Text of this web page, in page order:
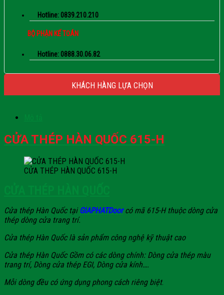
Hotline: 0839.210.210
BỘ PHẬN KẾ TOÁN
Hotline: 0888.30.06.82
KHÁCH HÀNG LỰA CHỌN
CỬA THÉP HÀN QUỐC 615-H
CỬA THÉP HÀN QUỐC 615-H
Cửa thép Hàn Quốc tại GIAPHATDoorcó mã 615-H thuộc dòng cửa
thép dòng cửa trang trí.
Cửa thép Hàn Quốc là sản phẩm công nghệ kỹ thuật cao
Cửa thép Hàn Quốc Gồm có các dòng chính: Dòng cửa thép màu
trang trí, Dòng cửa thép EGI, Dòng cửa kính….
Mỗi dòng đều có ứng dụng phong cách riêng biệt.